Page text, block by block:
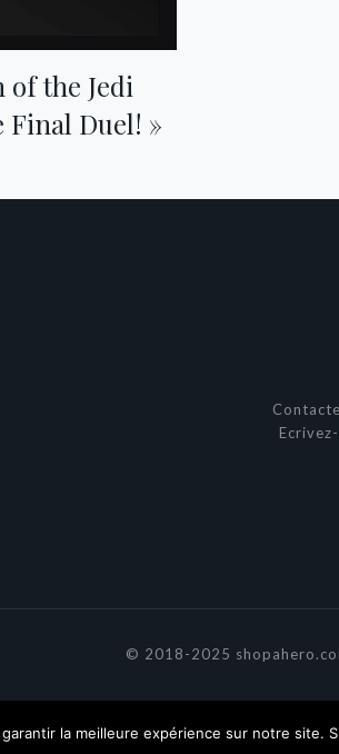
of the Jedi
Final Duel! »
© 2018-2025
la meilleure expérience sur notre